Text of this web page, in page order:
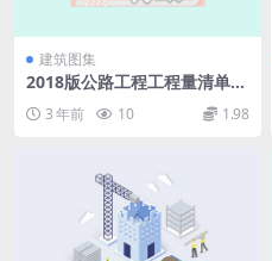
建筑图集
2018版公路工程工程量清单计
3 年前 10 1.98